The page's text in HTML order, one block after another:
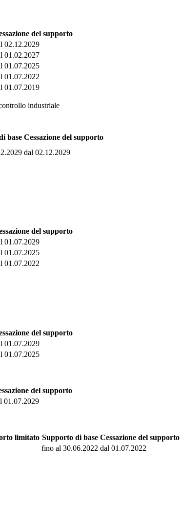
del supporto
02.12.2029
01.02.2027
01.07.2025
01.07.2022
01.07.2019
industriale
base Cessazione del supporto
dal 02.12.2029
del supporto
01.07.2029
01.07.2025
01.07.2022
del supporto
01.07.2029
01.07.2025
del supporto
01.07.2029
limitato Supporto di base Cessazione del supporto
fino al 30.06.2022 dal 01.07.2022